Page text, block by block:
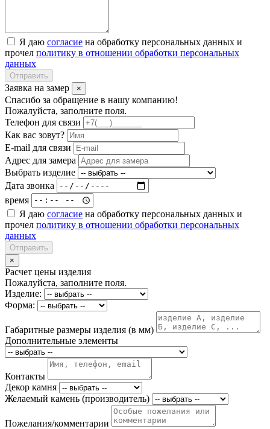
Я даю согласие на обработку персональных данных и
прочел политику в отношении обработки персональных
данных
Отправить
Заявка на замер ×
Спасибо за обращение в нашу компанию!
Пожалуйста, заполните поля.
Телефон для связи
Как вас зовут?
E-mail для связи
Адрес для замера
Выбрать изделие
Дата звонка
время
Я даю согласие на обработку персональных данных и
прочел политику в отношении обработки персональных
данных
Отправить
×
Расчет цены изделия
Пожалуйста, заполните поля.
Изделие:
Форма:
Габаритные размеры изделия (в мм)
Дополнительные элементы
Контакты
Декор камня
Желаемый камень (производитель)
Пожелания/комментарии